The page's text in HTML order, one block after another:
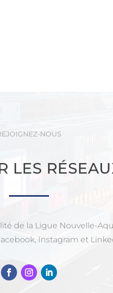
NOUS
LES
de la Ligue Nouvelle-
Instagram et